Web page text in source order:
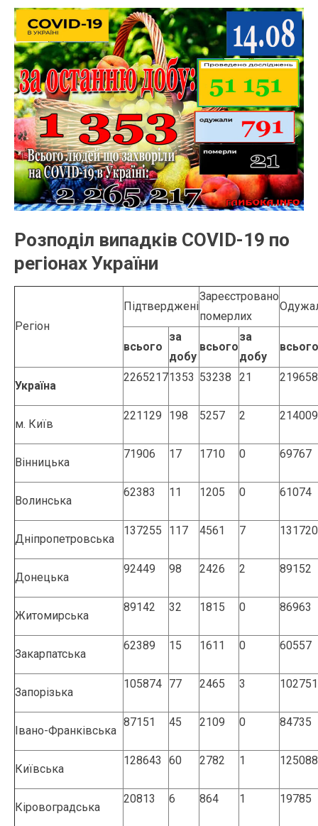
Розподіл випадків COVID-19 по
регіонах України
Регіон
Підтверджені
Зареєстровано
померлих
всього
за
добу
всього
за
добу
всього
Україна
22652171353 53238 21
м. Київ
221129 198 5257 2 214009
Вінницька
71906 17 1710 0 69767
Волинська
62383 11 1205 0 61074
Дніпропетровська
137255 117 4561 7 131720
Донецька
92449 98 2426 2 89152
Житомирська
89142 32 1815 0 86963
Закарпатська
62389 15 1611 0 60557
Запорізька
105874 77 2465 3 102751
Івано-Франківська
87151 45 2109 0 84735
Київська
128643 60 2782 1 125088
Кіровоградська
20813 6 864 1 19785